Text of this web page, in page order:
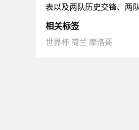
表以及两队历史交锋、两
相关标签
世界杯 荷兰 摩洛哥